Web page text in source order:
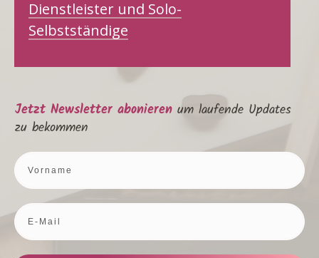
Dienstleister und Solo-
Selbstständige
Jetzt Newsletter abonieren um laufende Updates
zu bekommen